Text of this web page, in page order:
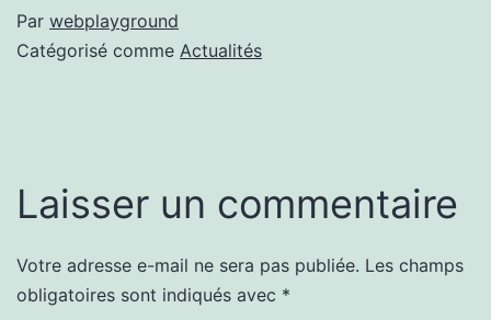
Par webplayground
Catégorisé comme Actualités
Laisser un commentaire
Votre adresse e-mail ne sera pas publiée. Les champs
obligatoires sont indiqués avec *